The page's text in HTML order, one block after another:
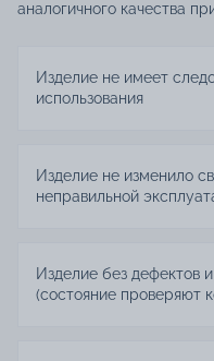
аналогичного качества
Изделие не имеет
использования
Изделие не изменило
неправильной
Изделие без дефектов
(состояние проверяют